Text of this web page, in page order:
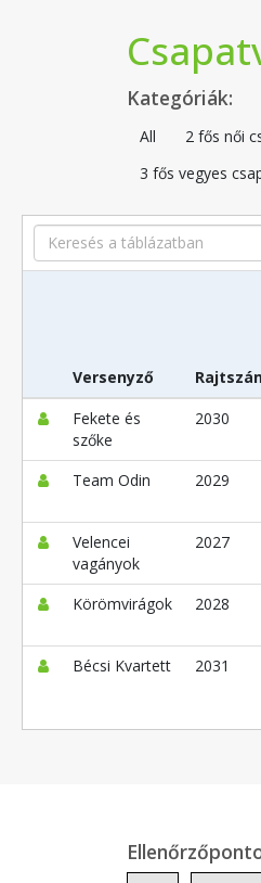
Kategóriák:
All 2 fős női
3 fős vegyes
Search
Versenyző
Fekete és
szőke
2030
Team Odin 2029
Velencei
vagányok
2027
Körömvirágok 2028
Bécsi Kvartett 2031